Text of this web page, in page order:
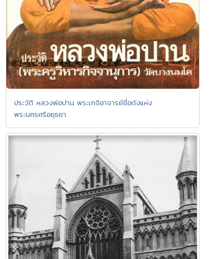
ประวัติ หลวงพ่อปาน พระเกจิอาจารย์ชื่อดังแห่ง
พระนครศรีอยุธยา